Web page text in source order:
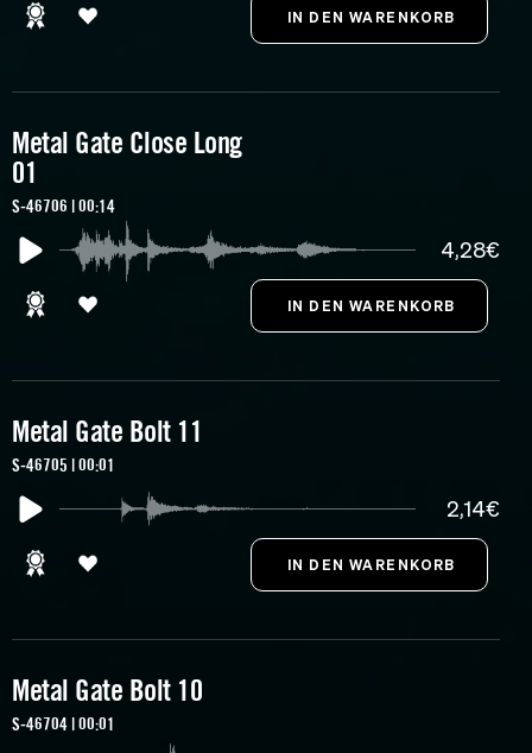
Metal Gate Close Long
01
S-46706 | 00:14
4,28€
Metal Gate Bolt 11
S-46705 | 00:01
2,14€
Metal Gate Bolt 10
S-46704 | 00:01